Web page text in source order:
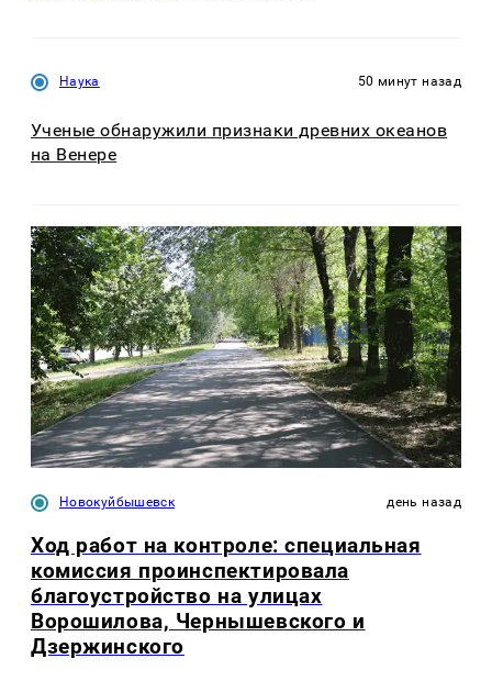
Наука 50 минут назад
Ученые обнаружили признаки древних океанов
на Венере
Новокуйбышевск день назад
Ход работ на контроле: специальная
комиссия проинспектировала
благоустройство на улицах
Ворошилова, Чернышевского и
Дзержинского